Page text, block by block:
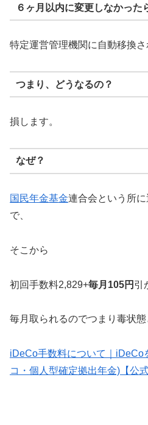
６ヶ月以内に変更しなかった
特定運営管理機関に自動移換さ
つまり、どうなるの？
損します。
なぜ？
国民年金基金連合会という所
で、
そこから
初回手数料2,829+毎月105円 引
毎月取られるのでつまり毒状態
iDeCo手数料について｜iDeCo
コ・個人型確定拠出年金)【公式